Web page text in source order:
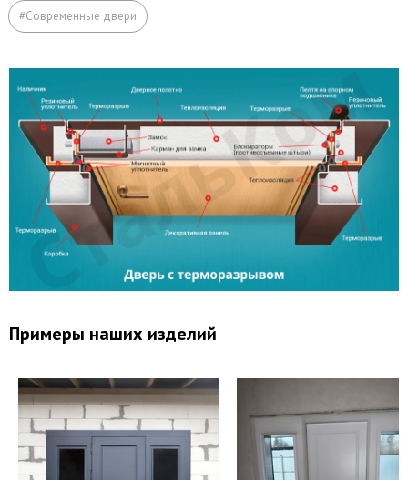
Отделка
Вывод звонков
Утепление дверной коробки
Перенос звонка
#Современные двери
Примеры наших изделий